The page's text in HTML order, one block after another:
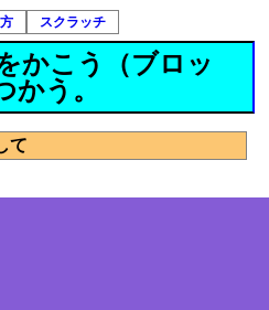
スクラッチ
かこう（ブロッ
かう。
て